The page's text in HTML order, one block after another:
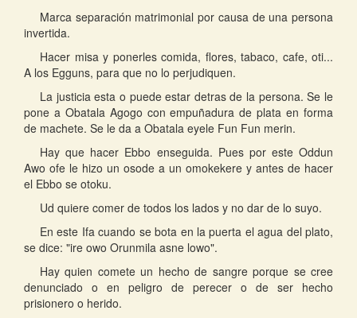
Marca separación matrimonial por causa de una persona
invertida.
Hacer misa y ponerles comida, flores, tabaco, cafe, oti...
A los Egguns, para que no lo perjudiquen.
La justicia esta o puede estar detras de la persona. Se le
pone a Obatala Agogo con empuñadura de plata en forma
de machete. Se le da a Obatala eyele Fun Fun merin.
Hay que hacer Ebbo enseguida. Pues por este Oddun
Awo ofe le hizo un osode a un omokekere y antes de hacer
el Ebbo se otoku.
Ud quiere comer de todos los lados y no dar de lo suyo.
En este Ifa cuando se bota en la puerta el agua del plato,
se dice: "ire owo Orunmila asne lowo".
Hay quien comete un hecho de sangre porque se cree
denunciado o en peligro de perecer o de ser hecho
prisionero o herido.